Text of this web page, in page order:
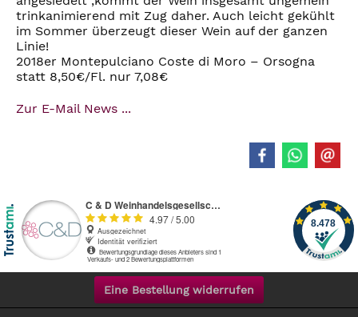
trinkanimierend mit Zug daher. Auch leicht gekühlt
im Sommer überzeugt dieser Wein auf der ganzen
Linie!
2018er Montepulciano Coste di Moro – Orsogna
statt 8,50€/Fl. nur 7,08€
Zur E-Mail News ...
Eine Bestellung widerrufen